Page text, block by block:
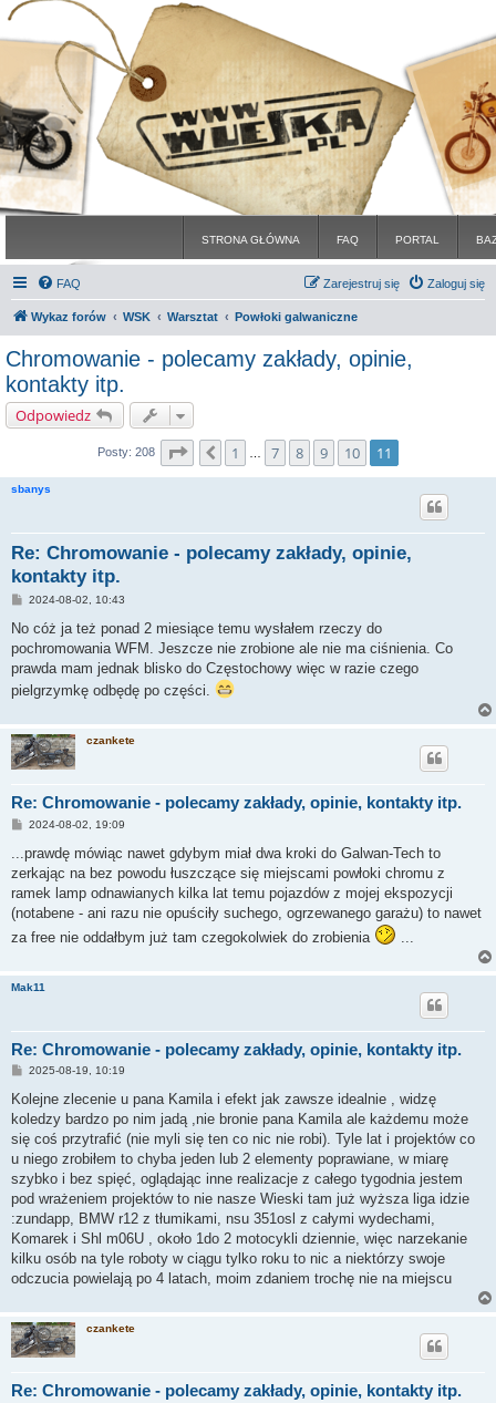
STRONA GŁÓWNA FAQ PORTAL
FAQ Zaloguj się
Zarejestruj się
Wykaz forów WSK Warsztat Powłoki galwaniczne
Chromowanie - polecamy zakłady, opinie,
kontakty itp.
Odpowiedz
Posty: 208 Strona11z 11
Poprzednia
1 7 8 9 10 11
sbanys
Re: Chromowanie - polecamy zakłady, opinie,
kontakty itp.
P
s
2024-08-02, 10:43
No cóż ja też ponad 2 miesiące temu wysłałem rzeczy do
pochromowania WFM. Jeszcze nie zrobione ale nie ma ciśnienia. Co
prawda mam jednak blisko do Częstochowy więc w razie czego
pielgrzymkę odbędę po części.
czankete
Re: Chromowanie - polecamy zakłady, opinie, kontakty itp.
P
s
t
2024-08-02, 19:09
...prawdę mówiąc nawet gdybym miał dwa kroki do Galwan-Tech to
zerkając na bez powodu łuszczące się miejscami powłoki chromu z
ramek lamp odnawianych kilka lat temu pojazdów z mojej ekspozycji
(notabene - ani razu nie opuściły suchego, ogrzewanego garażu) to nawet
za free nie oddałbym już tam czegokolwiek do zrobienia
Mak11
Re: Chromowanie - polecamy zakłady, opinie, kontakty itp.
P
s
2025-08-19, 10:19
Kolejne zlecenie u pana Kamila i efekt jak zawsze idealnie , widzę
koledzy bardzo po nim jadą ,nie bronie pana Kamila ale każdemu może
się coś przytrafić (nie myli się ten co nic nie robi). Tyle lat i projektów co
u niego zrobiłem to chyba jeden lub 2 elementy poprawiane, w miarę
szybko i bez spięć, oglądając inne realizacje z całego tygodnia jestem
pod wrażeniem projektów to nie nasze Wieski tam już wyższa liga idzie
:zundapp, BMW r12 z tłumikami, nsu 351osl z całymi wydechami,
Komarek i Shl m06U , około 1do 2 motocykli dziennie, więc narzekanie
kilku osób na tyle roboty w ciągu tylko roku to nic a niektórzy swoje
odczucia powielają po 4 latach, moim zdaniem trochę nie na miejscu
czankete
Re: Chromowanie - polecamy zakłady, opinie, kontakty itp.